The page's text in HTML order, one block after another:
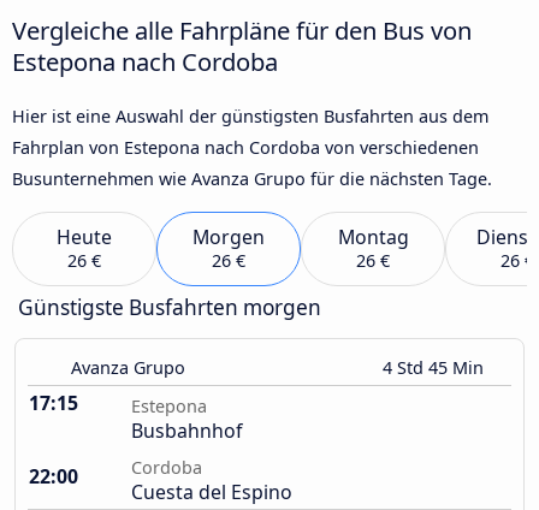
Vergleiche alle Fahrpläne für den Bus von
Estepona nach Cordoba
Hier ist eine Auswahl der günstigsten Busfahrten aus dem
Fahrplan von Estepona nach Cordoba von verschiedenen
Busunternehmen wie Avanza Grupo für die nächsten Tage.
Heute
26 €
Morgen
26 €
Montag
26 € 26 €
Günstigste Busfahrten morgen
Avanza Grupo 4 Std 45 Min
17:15 Estepona
Busbahnhof
22:00
Cordoba
Cuesta del Espino